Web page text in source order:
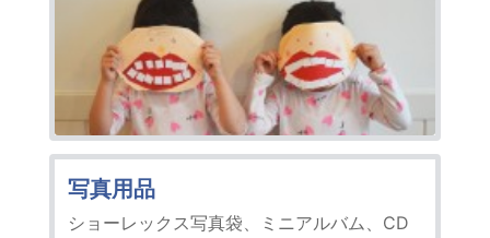
写真用品
ショーレックス写真袋、ミニアルバム、CD